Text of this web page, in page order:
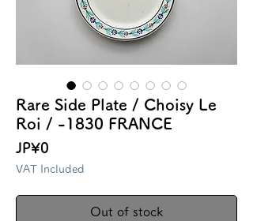
Rare Side Plate / Choisy Le
Roi / -1830 FRANCE
JP¥0
VAT Included
Out of stock